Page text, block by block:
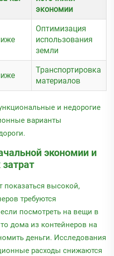
экономии
Оптимизация
использования
земли
Транспортировка
материалов
и недорогие
варианты
экономии и
показаться высокой,
требуются
посмотреть на вещи в
дома из контейнеров на
деньги. Исследования
расходы снижаются